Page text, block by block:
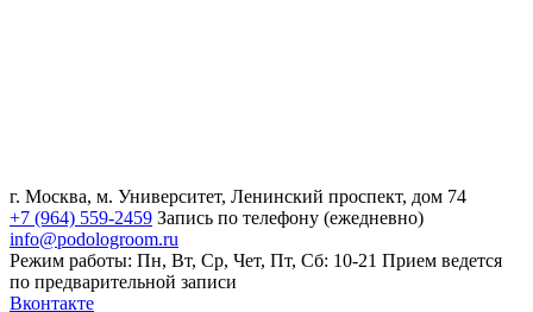
г. Москва, м. Университет, Ленинский проспект, дом 74
+7 (964) 559-2459 Запись по телефону (ежедневно)
info@podologroom.ru
Режим работы: Пн, Вт, Ср, Чет, Пт, Сб: 10-21 Прием ведется
по предварительной записи
Вконтакте